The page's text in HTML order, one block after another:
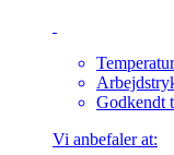
Godkendt
Vi anbefaler at: